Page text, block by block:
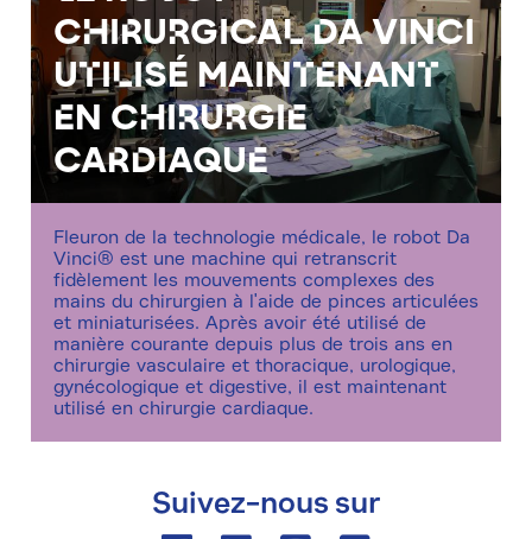
chirurgical Da Vinci
utilisé maintenant
en chirurgie
cardiaque
Fleuron de la technologie médicale, le robot Da
Vinci® est une machine qui retranscrit
fidèlement les mouvements complexes des
mains du chirurgien à l'aide de pinces articulées
et miniaturisées. Après avoir été utilisé de
manière courante depuis plus de trois ans en
chirurgie vasculaire et thoracique, urologique,
gynécologique et digestive, il est maintenant
utilisé en chirurgie cardiaque.
Suivez-nous sur